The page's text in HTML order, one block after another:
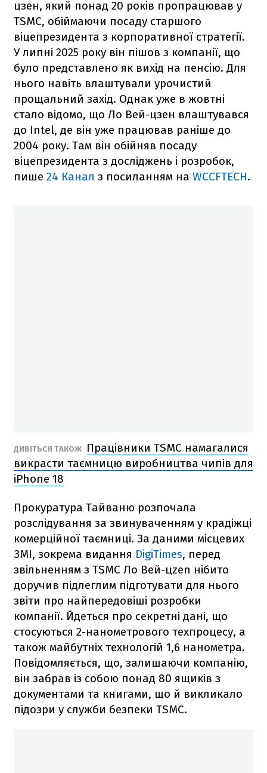
цзен, який понад 20 років пропрацював у
TSMC, обіймаючи посаду старшого
віцепрезидента з корпоративної стратегії.
У липні 2025 року він пішов з компанії, що
було представлено як вихід на пенсію. Для
нього навіть влаштували урочистий
прощальний захід. Однак уже в жовтні
стало відомо, що Ло Вей-цзен влаштувався
до Intel, де він уже працював раніше до
2004 року. Там він обійняв посаду
віцепрезидента з досліджень і розробок,
пише 24 Канал з посиланням на WCCFTECH.
ДИВІТЬСЯ ТАКОЖ
Працівники TSMC намагалися
викрасти таємницю виробництва чипів для
iPhone 18
Прокуратура Тайваню розпочала
розслідування за звинуваченням у крадіжці
комерційної таємниці. За даними місцевих
ЗМІ, зокрема видання DigiTimes, перед
звільненням з TSMC Ло Вей-цzen нібито
доручив підлеглим підготувати для нього
звіти про найпередовіші розробки
компанії. Йдеться про секретні дані, що
стосуються 2-нанометрового техпроцесу, а
також майбутніх технологій 1,6 нанометра.
Повідомляється, що, залишаючи компанію,
він забрав із собою понад 80 ящиків з
документами та книгами, що й викликало
підозри у служби безпеки TSMC.​